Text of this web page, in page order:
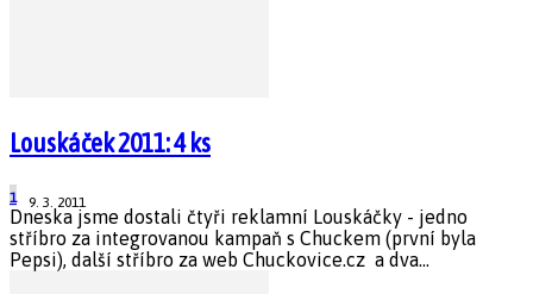
Louskáček 2011: 4 ks
9. 3. 2011
1
Dneska jsme dostali čtyři reklamní Louskáčky - jedno
stříbro za integrovanou kampaň s Chuckem (první byla
Pepsi), další stříbro za web Chuckovice.cz a dva...